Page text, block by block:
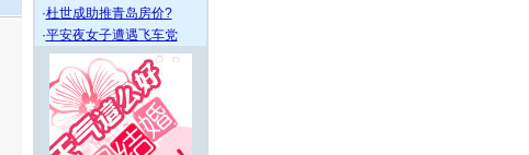
·杜世成助推青岛房价?
·平安夜女子遭遇飞车党